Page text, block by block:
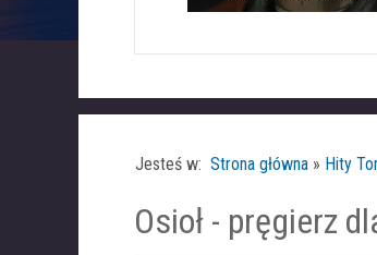
Jesteś w: Strona główna » Hity
Osioł - pręgierz